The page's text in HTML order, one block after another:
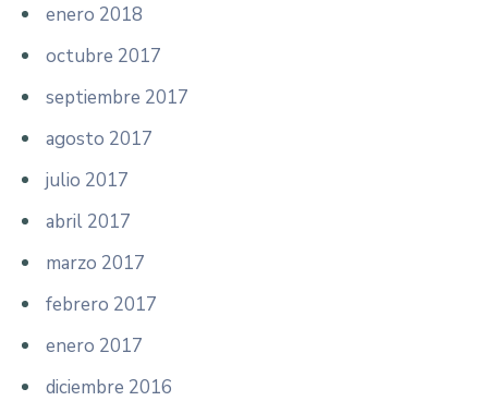
enero 2018
octubre 2017
septiembre 2017
agosto 2017
julio 2017
abril 2017
marzo 2017
febrero 2017
enero 2017
diciembre 2016